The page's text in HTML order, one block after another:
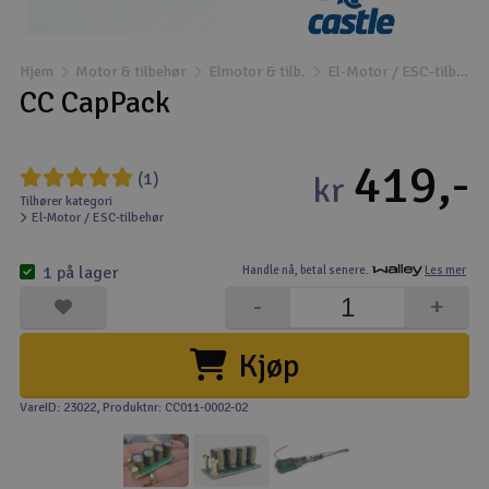
Droner
Fly
Helikopter
Kamerautstyr
Modellbygging, LEGO & byggesett
Modelljernbane
Motor & tilbehør
Hjem Motor & tilbehør Elmotor & tilb. El-Motor / ESC-tilbehør
CC CapPack
(1)
Tilhører kategori
El-Motor / ESC-tilbehør
Handle nå, betal senere. Les mer
kr 419,-
Kjøp
+
-
1 på lager
VareID: 23022, Produktnr: CC011-0002-02